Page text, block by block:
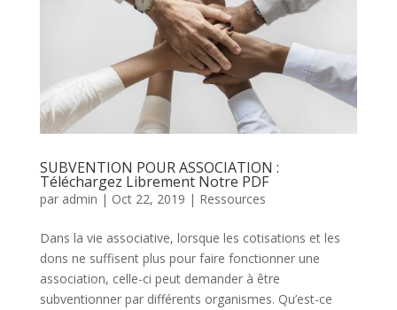
SUBVENTION POUR ASSOCIATION :
Téléchargez Librement Notre PDF
par admin | Oct 22, 2019 | Ressources
Dans la vie associative, lorsque les cotisations et les
dons ne suffisent plus pour faire fonctionner une
association, celle-ci peut demander à être
subventionner par différents organismes. Qu’est-ce